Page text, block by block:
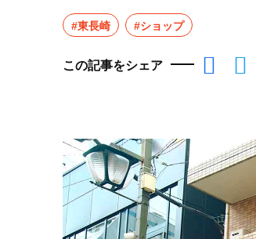
#東長崎 #ショップ
この記事をシェア